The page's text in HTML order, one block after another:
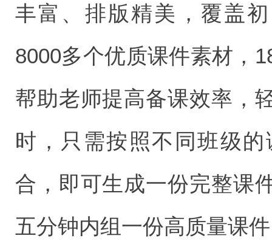
丰富、排版精美，覆盖
8000多个优质课件素材，
帮助老师提高备课效率，
时，只需按照不同班级
合，即可生成一份完整课
五分钟内组一份高质量课